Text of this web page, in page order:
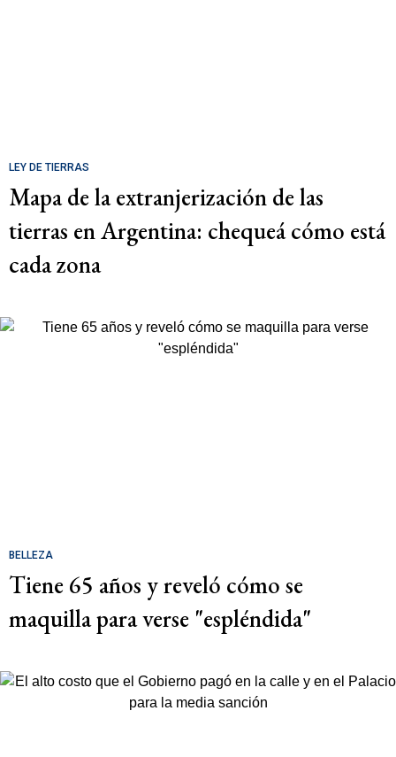
LEY DE TIERRAS
Mapa de la extranjerización de las
tierras en Argentina: chequeá cómo está
cada zona
BELLEZA
Tiene 65 años y reveló cómo se
maquilla para verse "espléndida"